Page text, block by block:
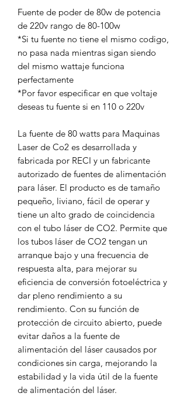
Fuente de poder de 80w de potencia
de 220v rango de 80-100w
*Si tu fuente no tiene el mismo codigo,
no pasa nada mientras sigan siendo
del mismo wattaje funciona
perfectamente
*Por favor especificar en que voltaje
deseas tu fuente si en 110 o 220v
La fuente de 80 watts para Maquinas
Laser de Co2 es desarrollada y
fabricada por RECI y un fabricante
autorizado de fuentes de alimentación
para láser. El producto es de tamaño
pequeño, liviano, fácil de operar y
tiene un alto grado de coincidencia
con el tubo láser de CO2. Permite que
los tubos láser de CO2 tengan un
arranque bajo y una frecuencia de
respuesta alta, para mejorar su
eficiencia de conversión fotoeléctrica y
dar pleno rendimiento a su
rendimiento. Con su función de
protección de circuito abierto, puede
evitar daños a la fuente de
alimentación del láser causados por
condiciones sin carga, mejorando la
estabilidad y la vida útil de la fuente
de alimentación del láser.